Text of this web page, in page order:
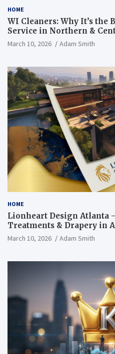
HOME
WI Cleaners: Why It’s the
Service in Northern &
Consultation + Quote)
March 10, 2026 Adam Smith
HOME
Lionheart Design Atlanta
Treatments & Drapery in
March 10, 2026 Adam Smith